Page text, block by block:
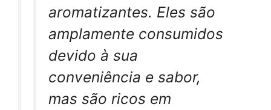
aromatizantes. Eles são
amplamente consumidos
devido à sua
conveniência e sabor,
mas são ricos em